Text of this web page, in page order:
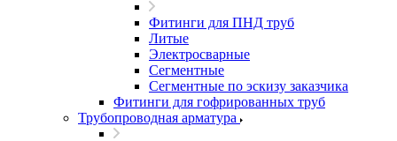
Фитинги для ПНД труб
Литые
Электросварные
Сегментные
Сегментные по эскизу заказчика
Фитинги для гофрированных труб
Трубопроводная арматура